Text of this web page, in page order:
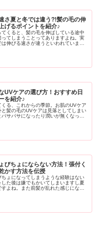
さ夏と冬では違う?!髪の毛の伸
げるポイントを紹介♪
くると、髪の毛を伸ばしている途中
てしまうことってありますよね。実
伸びる速さが違うといわれていま
UVケアの選び方！おすすめ日
を紹介♪
る、これからの季節。お肌のUVケア
髪の毛のUVケアは見落としてしまい
サパサになったり潤いが無くなって
の商品などをご紹介します。
びちょにならない方法！張付く
かす方法を伝授
ょになってしまうような経験はない
た後は嫌でもかいてしまいますし夏
よね。また前髪が乱れた感じにな
ます。